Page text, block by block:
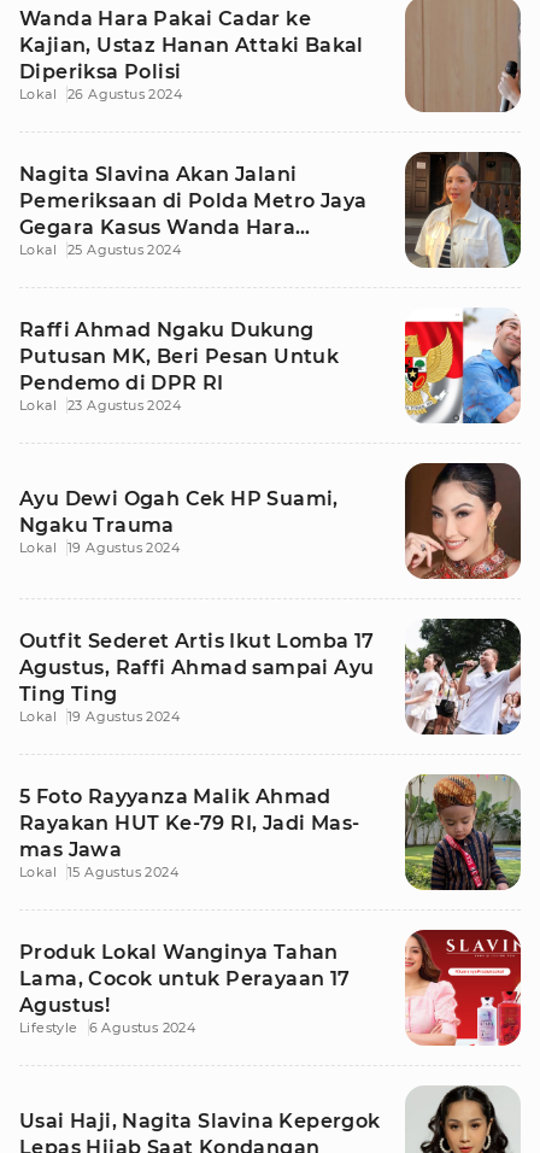
Wanda Hara Pakai Cadar ke
Kajian, Ustaz Hanan Attaki Bakal
Diperiksa Polisi
Lokal 26 Agustus 2024
Nagita Slavina Akan Jalani
Pemeriksaan di Polda Metro Jaya
Gegara Kasus Wanda Hara
Bercadar
Lokal 25 Agustus 2024
Raffi Ahmad Ngaku Dukung
Putusan MK, Beri Pesan Untuk
Pendemo di DPR RI
Lokal 23 Agustus 2024
Ayu Dewi Ogah Cek HP Suami,
Ngaku Trauma
Lokal 19 Agustus 2024
Outfit Sederet Artis Ikut Lomba 17
Agustus, Raffi Ahmad sampai Ayu
Ting Ting
Lokal 19 Agustus 2024
5 Foto Rayyanza Malik Ahmad
Rayakan HUT Ke-79 RI, Jadi Mas-
mas Jawa
Lokal 15 Agustus 2024
Produk Lokal Wanginya Tahan
Lama, Cocok untuk Perayaan 17
Agustus!
Lifestyle 6 Agustus 2024
Usai Haji, Nagita Slavina Kepergok
Lepas Hijab Saat Kondangan